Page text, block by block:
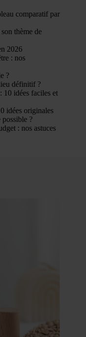
comparatif par
thème de
2026
: nos
?
définitif ?
10 idées faciles et
idées originales
possible ?
: nos astuces